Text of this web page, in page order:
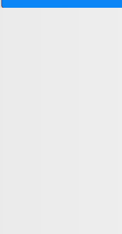
闸机